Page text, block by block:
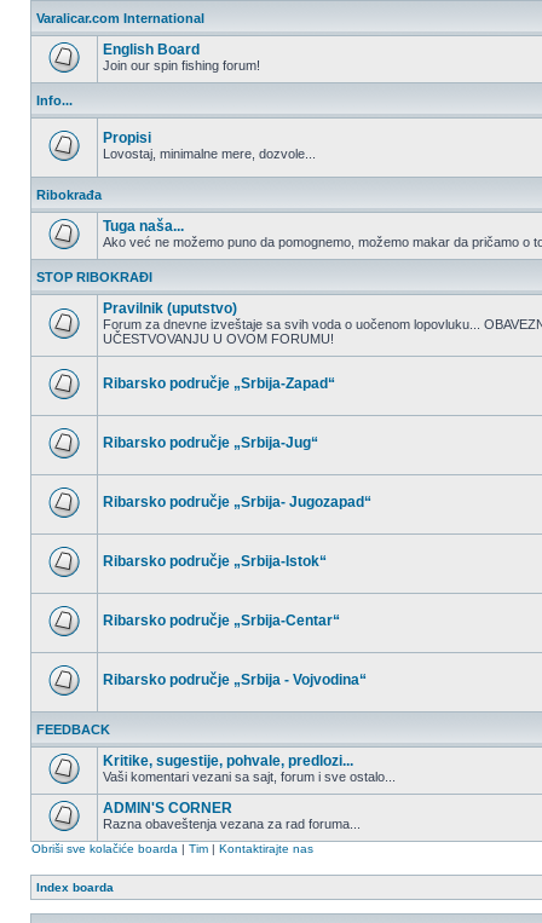
postova
Varalicar.com International
English Board
Join our spin fishing forum!
Info...
nepročitanih
postova
Propisi
Lovostaj, minimalne mere, dozvole...
Ribokrađa
postova
Tuga naša...
Ako već ne možemo puno da pomognemo, možemo makar da pričamo o
STOP RIBOKRAĐI
Nema
nepročitanih
Pravilnik (uputstvo)
Forum za dnevne izveštaje sa svih voda o uočenom lopovluku...
UČESTVOVANJU U OVOM FORUMU!
nepročitanih
Ribarsko područje „Srbija-Zapad“
nepročitanih
Ribarsko područje „Srbija-Jug“
nepročitanih
Ribarsko područje „Srbija- Jugozapad“
nepročitanih
Ribarsko područje „Srbija-Istok“
nepročitanih
Ribarsko područje „Srbija-Centar“
nepročitanih
postova
Ribarsko područje „Srbija - Vojvodina“
FEEDBACK
nepročitanih
postova
Kritike, sugestije, pohvale, predlozi...
Vaši komentari vezani sa sajt, forum i sve ostalo...
nepročitanih
ADMIN'S CORNER
Razna obaveštenja vezana za rad foruma...
Obriši sve kolačiće boarda | Tim | Kontaktirajte nas
Index boarda